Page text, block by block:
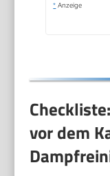
* Anzeige
vor dem